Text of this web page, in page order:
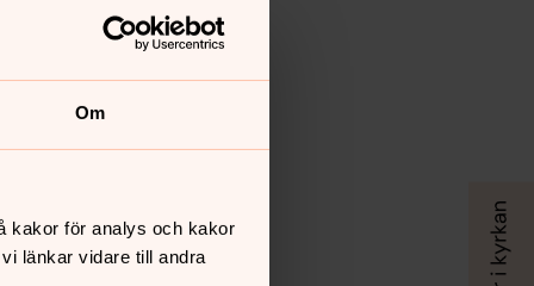
Om
kakor för analys och kakor
länkar vidare till andra